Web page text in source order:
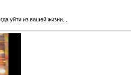
уйти из вашей жизни...